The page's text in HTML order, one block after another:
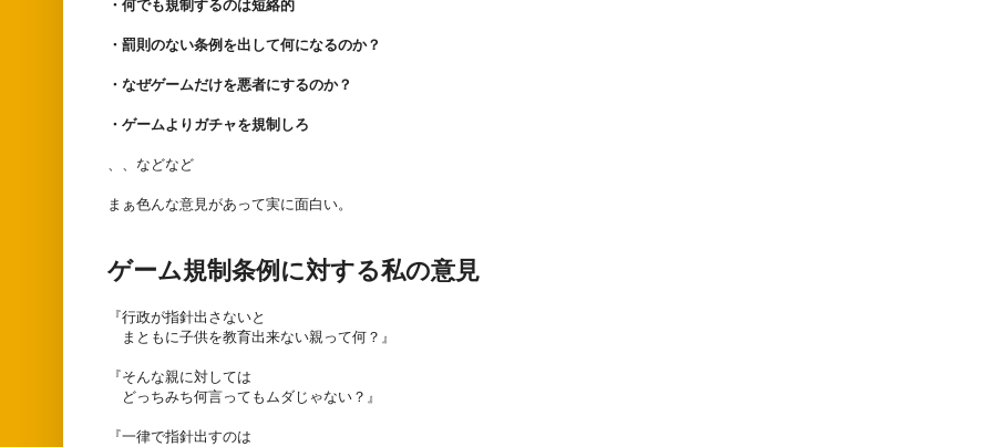
・何でも規制するのは短絡的
・罰則のない条例を出して何になるのか？
・なぜゲームだけを悪者にするのか？
・ゲームよりガチャを規制しろ
、、などなど
まぁ色んな意見があって実に面白い。
ゲーム規制条例に対する私の意見
『行政が指針出さないと
まともに子供を教育出来ない親って何？』
『そんな親に対しては
どっちみち何言ってもムダじゃない？』
『一律で指針出すのは